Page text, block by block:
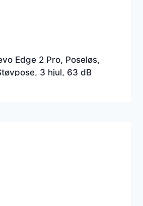
Edge 2 Pro, Poseløs,
3 hjul, 63 dB